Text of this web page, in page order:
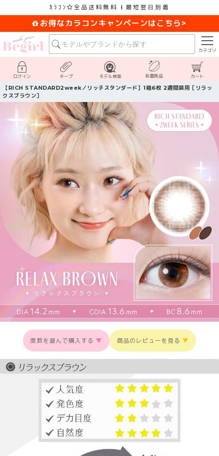
ｶﾗｺﾝ 全品送料無料 最短翌日到着
お得なカラコンキャンペーンはこちら>
カテゴリ
ログイン キープ モデル検索 新着商品 カート
【RICH STANDARD2week／リッチスタンダード】1箱6枚 2週間装用［リラッ
クスブラウン］
度数を選んで購入する ▼ 商品のレビューを見る ▼